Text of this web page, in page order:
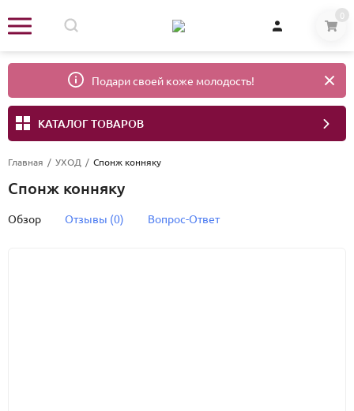
0
Подари своей коже молодость!
КАТАЛОГ ТОВАРОВ
Главная / УХОД / Спонж конняку
Спонж конняку
Обзор Отзывы (0) Вопрос-Ответ